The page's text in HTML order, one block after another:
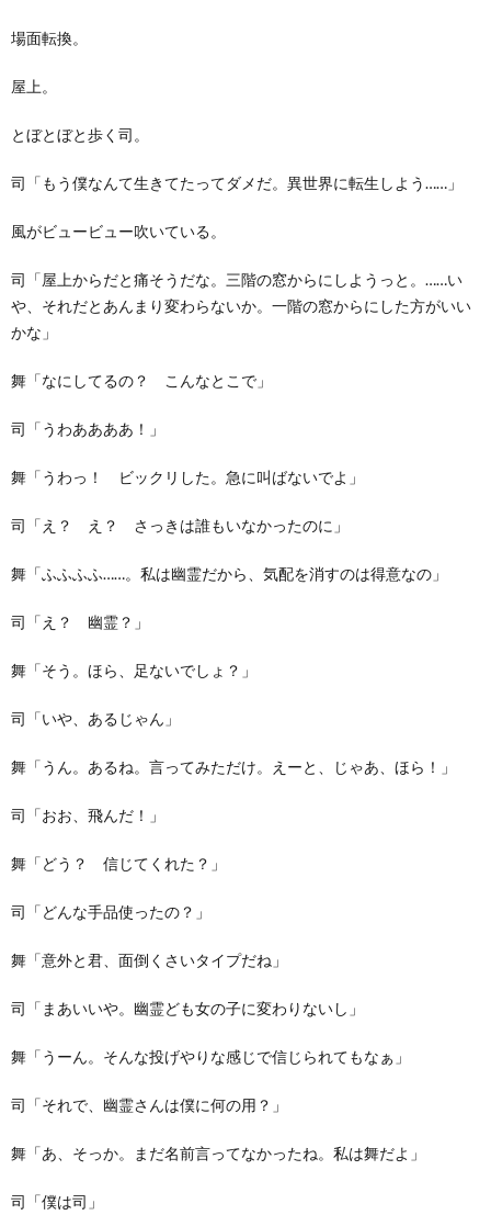
場面転換。
屋上。
とぼとぼと歩く司。
司「もう僕なんて生きてたってダメだ。異世界に転生しよう……」
風がビュービュー吹いている。
司「屋上からだと痛そうだな。三階の窓からにしようっと。……い
や、それだとあんまり変わらないか。一階の窓からにした方がいい
かな」
舞「なにしてるの？ こんなとこで」
司「うわああああ！」
舞「うわっ！ ビックリした。急に叫ばないでよ」
司「え？ え？ さっきは誰もいなかったのに」
舞「ふふふふ……。私は幽霊だから、気配を消すのは得意なの」
司「え？ 幽霊？」
舞「そう。ほら、足ないでしょ？」
司「いや、あるじゃん」
舞「うん。あるね。言ってみただけ。えーと、じゃあ、ほら！」
司「おお、飛んだ！」
舞「どう？ 信じてくれた？」
司「どんな手品使ったの？」
舞「意外と君、面倒くさいタイプだね」
司「まあいいや。幽霊ども女の子に変わりないし」
舞「うーん。そんな投げやりな感じで信じられてもなぁ」
司「それで、幽霊さんは僕に何の用？」
舞「あ、そっか。まだ名前言ってなかったね。私は舞だよ」
司「僕は司」